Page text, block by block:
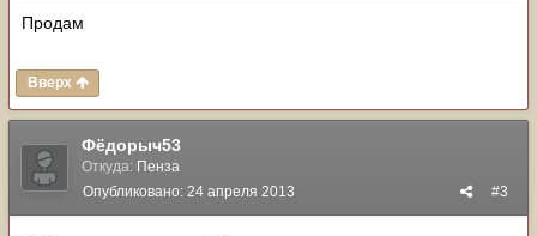
Продам
Вверх
Фёдорыч53
Откуда: Пенза
#3
Опубликовано: 24 апреля 2013